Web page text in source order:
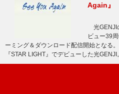
Again』
光GENJI
ビュー39
ーミング＆ダウンロード配信開始とな
『STAR LIGHT』でデビューした光